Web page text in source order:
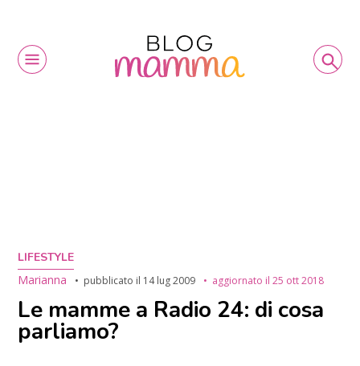
LIFESTYLE
Marianna
pubblicato il 14 lug 2009 aggiornato il25 ott 2018
Le mamme a Radio 24: di cosa
parliamo?